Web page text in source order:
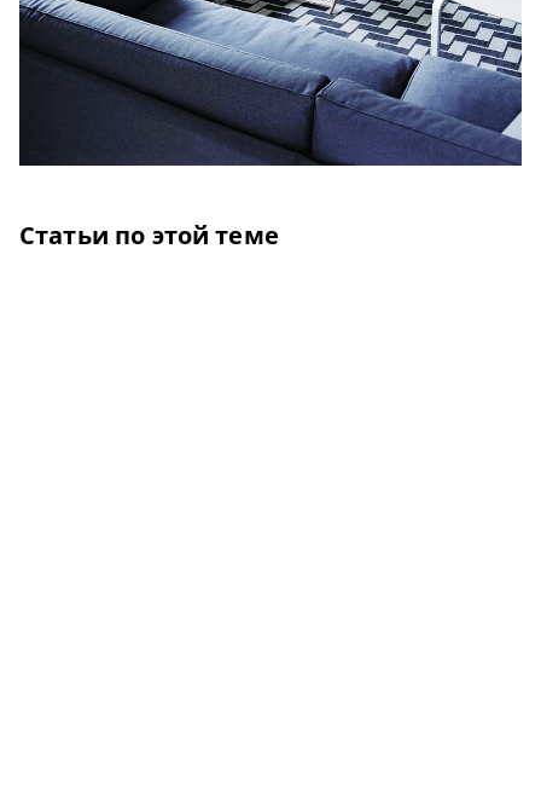
Статьи по этой теме